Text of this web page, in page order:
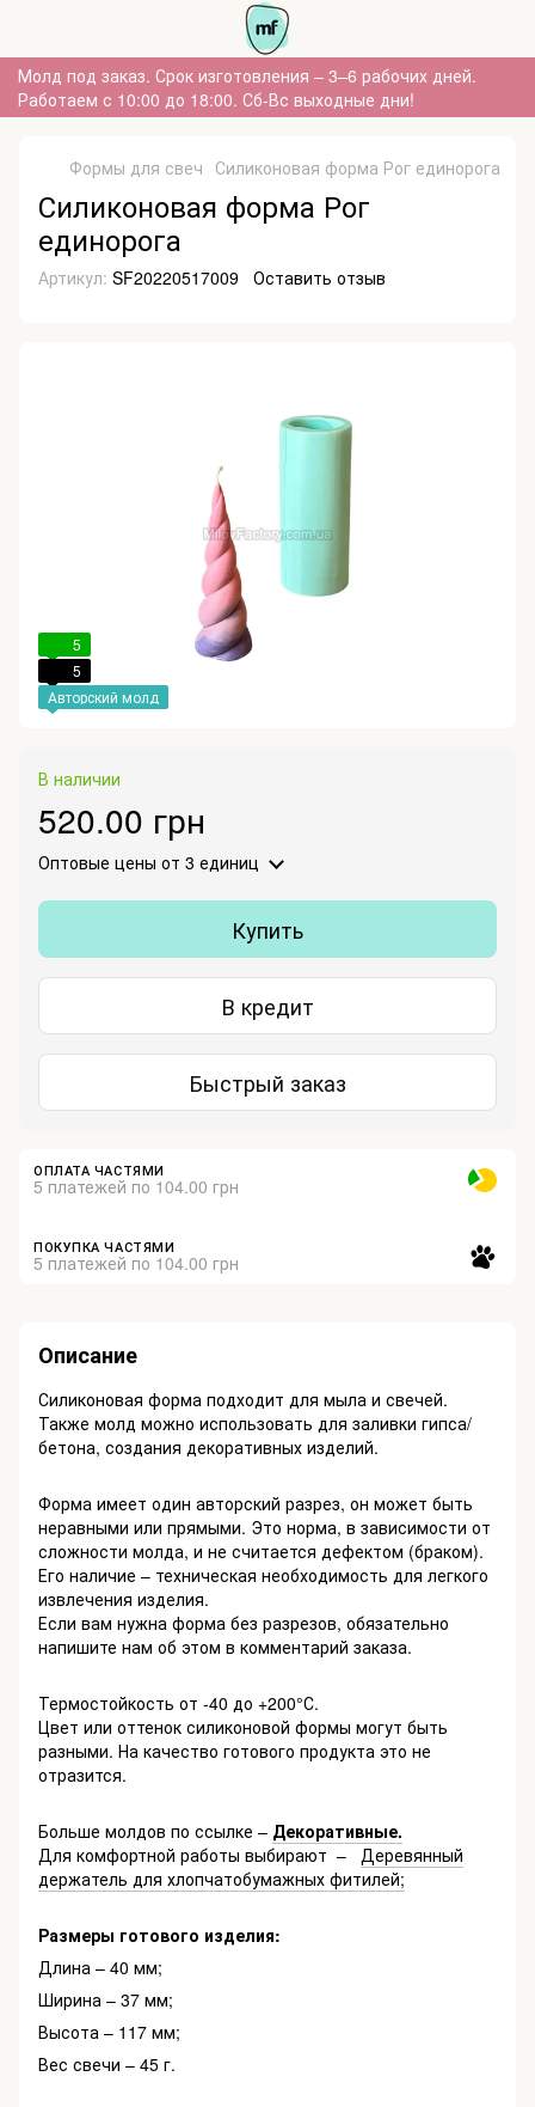
Молд под заказ. Срок изготовления – 3–6 рабочих дней.
Работаем с 10:00 до 18:00. Сб-Вс выходные дни!
Формы для свеч Силиконовая форма Рог единорога
Силиконовая форма Рог
единорога
Артикул: SF20220517009 Оставить отзыв
5
5
Авторский молд
В наличии
520.00 грн
Оптовые цены от 3 единиц
Купить
В кредит
Быстрый заказ
ОПЛАТА ЧАСТЯМИ
5 платежей по 104.00 грн
ПОКУПКА ЧАСТЯМИ
5 платежей по 104.00 грн
Описание
Силиконовая форма подходит для мыла и свечей.
Также молд можно использовать для заливки гипса/
бетона, создания декоративных изделий.
Форма имеет один авторский разрез, он может быть
неравными или прямыми. Это норма, в зависимости от
сложности молда, и не считается дефектом (браком).
Его наличие – техническая необходимость для легкого
извлечения изделия.
Если вам нужна форма без разрезов, обязательно
напишите нам об этом в комментарий заказа.
Термостойкость от -40 до +200°С.
Цвет или оттенок силиконовой формы могут быть
разными. На качество готового продукта это не
отразится.
Больше молдов по ссылке – Декоративные.
Для комфортной работы выбирают – Деревянный
держатель для хлопчатобумажных фитилей;
Размеры готового изделия:
Длина – 40 мм;
Ширина – 37 мм;
Высота – 117 мм;
Вес свечи – 45 г.